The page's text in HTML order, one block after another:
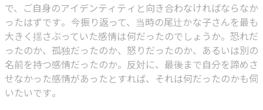
で、ご自身のアイデンティティと向き合わなければならなか
ったはずです。今振り返って、当時の尾辻かな子さんを最も
大きく揺さぶっていた感情は何だったのでしょうか。恐れだ
ったのか、孤独だったのか、怒りだったのか、あるいは別の
名前を持つ感情だったのか。反対に、最後まで自分を諦めさ
せなかった感情があったとすれば、それは何だったのかも伺
いたいです。